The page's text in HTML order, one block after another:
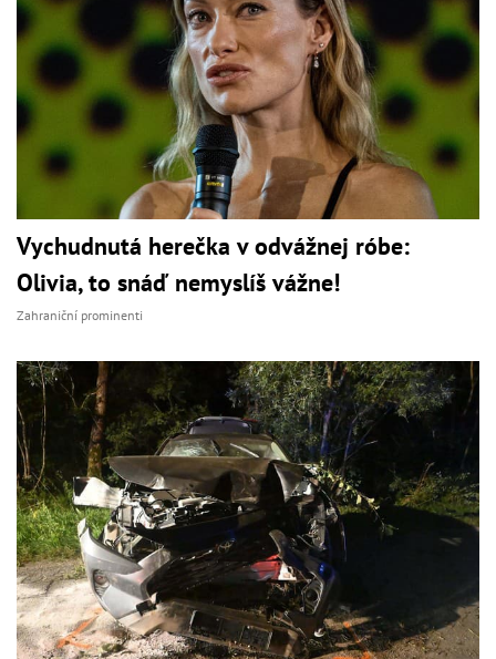
Vychudnutá herečka v odvážnej róbe:
Olivia, to snáď nemyslíš vážne!
Zahraniční prominenti